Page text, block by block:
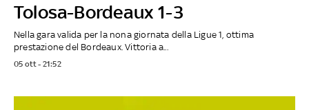
Tolosa-Bordeaux 1-3
Nella gara valida per la nona giornata della Ligue 1, ottima
prestazione del Bordeaux. Vittoria a...
05 ott - 21:52